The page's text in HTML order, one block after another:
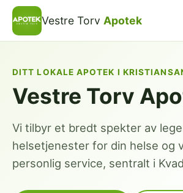
Vestre Torv Apotek
DITT LOKALE APOTEK I
Vestre Torv
Vi tilbyr et bredt spekter av
helsetjenester for din helse og
personlig service, sentralt i